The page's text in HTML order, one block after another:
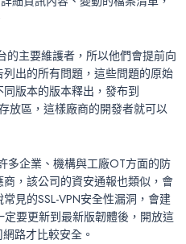
主要維護者，所以他們會提前向
出的所有問題，這些問題的原始
版本的版本釋出，發布到
放區，這樣廠商的開發者就可以
多企業、機構與工廠OT方面的防
，該公司的資安通報也類似，會
見的SSL-VPN安全性漏洞，會建
定要更新到最新版韌體後，開放這
路才比較安全。